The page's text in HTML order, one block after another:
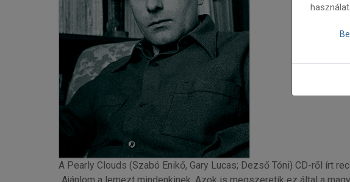
A Pearly Clouds (Szabó Enikő, Gary Lucas; Dezső Tóni) CD-ről írt